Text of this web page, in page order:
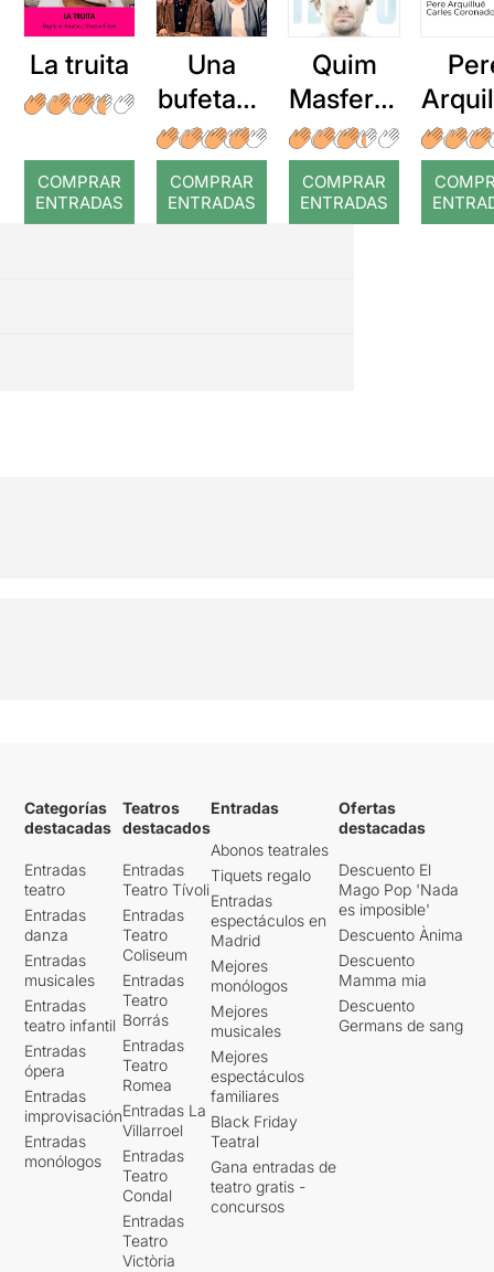
La truita
COMPRAR
ENTRADAS
Una
bufetada
a temps
COMPRAR
ENTRADAS
Quim
Masferre
r: Temps
COMPRAR
ENTRADAS
:
Categorías
destacadas
Entradas
teatro
Entradas
danza
Entradas
musicales
Entradas
teatro infantil
Entradas
ópera
Entradas
improvisación
Entradas
monólogos
Teatros
destacados
Entradas
Teatro Tívoli
Entradas
Teatro
Coliseum
Entradas
Teatro
Borrás
Entradas
Teatro
Romea
Entradas La
Villarroel
Entradas
Teatro
Condal
Entradas
Teatro
Victòria
Entradas
Abonos teatrales
Tiquets regalo
Entradas
espectáculos en
Madrid
Mejores
monólogos
Mejores
musicales
Mejores
espectáculos
familiares
Black Friday
Teatral
Gana entradas de
teatro gratis -
concursos
Ofertas
destacadas
Descuento El
Mago Pop 'Nada
es imposible'
Descuento Ànima
Descuento
Mamma mia
Descuento
Germans de sang